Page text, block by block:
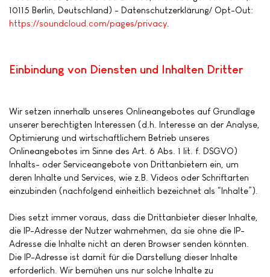
10115 Berlin, Deutschland) - Datenschutzerklärung/ Opt-Out:
https://soundcloud.com/pages/privacy
Einbindung von Diensten und Inhalten Dritter
Wir setzen innerhalb unseres Onlineangebotes auf Grundlage
unserer berechtigten Interessen (d.h. Interesse an der Analyse,
Optimierung und wirtschaftlichem Betrieb unseres
Onlineangebotes im Sinne des Art. 6 Abs. 1 lit. f. DSGVO)
Inhalts- oder Serviceangebote von Drittanbietern ein, um
deren Inhalte und Services, wie z.B. Videos oder Schriftarten
einzubinden (nachfolgend einheitlich bezeichnet als “Inhalte”).
Dies setzt immer voraus, dass die Drittanbieter dieser Inhalte,
die IP-Adresse der Nutzer wahrnehmen, da sie ohne die IP-
Adresse die Inhalte nicht an deren Browser senden könnten.
Die IP-Adresse ist damit für die Darstellung dieser Inhalte
erforderlich. Wir bemühen uns nur solche Inhalte zu